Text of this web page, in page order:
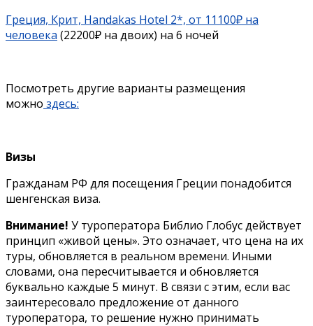
Греция, Крит, Handakas Hotel 2*, от 11100₽ на
человека (22200₽ на двоих) на 6 ночей
Посмотреть другие варианты размещения
можно здесь:
Визы
Гражданам РФ для посещения Греции понадобится
шенгенская виза.
Внимание! У туроператора Библио Глобус действует
принцип «живой цены». Это означает, что цена на их
туры, обновляется в реальном времени. Иными
словами, она пересчитывается и обновляется
буквально каждые 5 минут. В связи с этим, если вас
заинтересовало предложение от данного
туроператора, то решение нужно принимать